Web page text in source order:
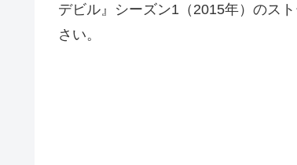
デビル』シーズン1（2015年）のス
さい。